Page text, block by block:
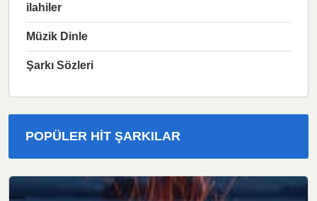
ilahiler
Müzik Dinle
Şarkı Sözleri
POPÜLER HIT ŞARKILAR